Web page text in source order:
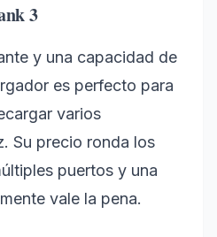
3
y una capacidad de
es perfecto para
varios
Su precio ronda los
puertos y una
vale la pena.